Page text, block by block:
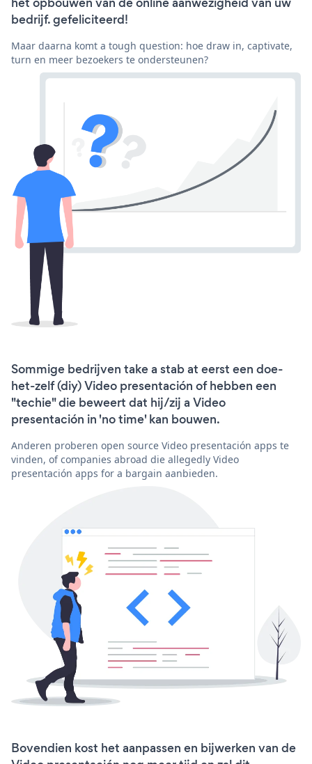
bedrijf. gefeliciteerd!
Maar daarna komt a tough question: hoe draw in, captivate,
turn en meer bezoekers te ondersteunen?
Sommige bedrijven take a stab at eerst een doe-
het-zelf (diy) Video presentación of hebben een
"techie" die beweert dat hij/zij a Video
presentación in 'no time' kan bouwen.
Anderen proberen open source Video presentación apps te
vinden, of companies abroad die allegedly Video
presentación apps for a bargain aanbieden.
Bovendien kost het aanpassen en bijwerken van de